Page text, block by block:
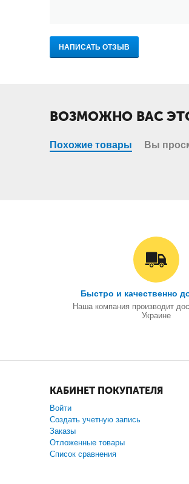
НАПИСАТЬ ОТЗЫВ
ВОЗМОЖНО ВАС
Похожие товары Вы
Быстро и качественно
Наша компания производит
Украине
КАБИНЕТ ПОКУПАТЕЛЯ
Войти
Создать учетную запись
Заказы
Отложенные товары
Список сравнения